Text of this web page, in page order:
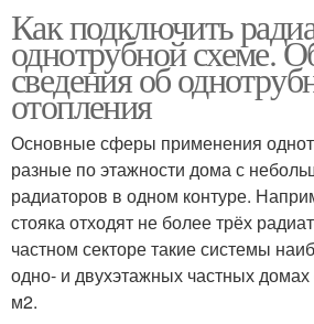
Как подключить
однотрубной схеме.
сведения об
отопления
Основные сферы применения
разные по этажности дома с
радиаторов в одном контуре.
стояка отходят не более трёх
частном секторе такие системы
одно- и двухэтажных частных
м2.